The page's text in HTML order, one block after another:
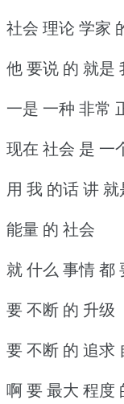
社会 理论 学家
他 要说 的 就是
一是 一种 非常
现在 社会 是 一
用 我 的话 讲
能量 的 社会
就 什么 事情 都
要 不断 的 升级
要 不断 的 追求
啊 要 最大 程度